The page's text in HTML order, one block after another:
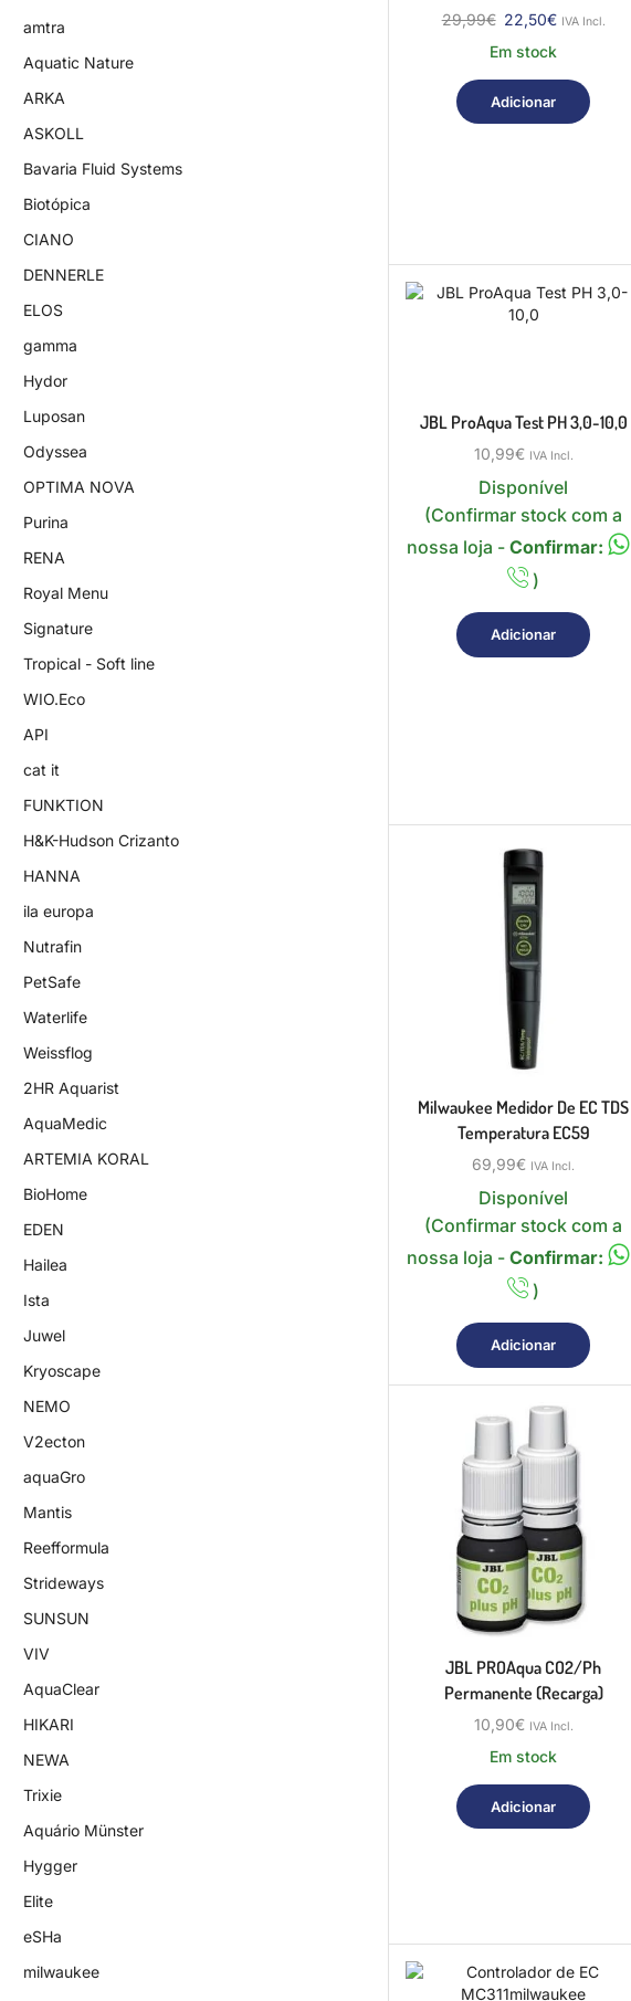
29,99€ 22,50€ IVA Incl.
Em stock
Adicionar
JBL ProAqua Test PH 3,0-10,0
10,99€ IVA Incl.
Disponível
(Confirmar stock com a
nossa loja - Confirmar:
|
)
Adicionar
Milwaukee Medidor De EC TDS
Temperatura EC59
69,99€ IVA Incl.
Disponível
(Confirmar stock com a
nossa loja - Confirmar:
|
)
Adicionar
JBL PROAqua CO2/ph
Permanente (recarga)
10,90€ IVA Incl.
Em stock
Adicionar
amtra
Aquatic Nature
ARKA
ASKOLL
Bavaria Fluid Systems
Biotópica
CIANO
DENNERLE
ELOS
gamma
Hydor
Luposan
Odyssea
OPTIMA NOVA
Purina
RENA
Royal Menu
Signature
Tropical - Soft line
WIO.Eco
API
cat it
FUNKTION
H&K-Hudson Crizanto
HANNA
ila europa
Nutrafin
PetSafe
Waterlife
Weissflog
2HR Aquarist
AquaMedic
ARTEMIA KORAL
BioHome
EDEN
Hailea
Ista
Juwel
Kryoscape
NEMO
V2ecton
aquaGro
Mantis
Reefformula
Strideways
SUNSUN
VIV
AquaClear
HIKARI
NEWA
Trixie
Aquário Münster
Hygger
Elite
eSHa
milwaukee